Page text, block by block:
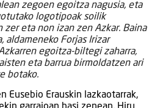
zegoen egoitza nagusia, eta
logotipoak soilik
eta non izan zen Azkar. Baina
aldameneko Forjas Irizar
egoitza-biltegi zaharra,
eta barrua birmoldatzen ari
botako.
Eusebio Erauskin lazkaotarrak,